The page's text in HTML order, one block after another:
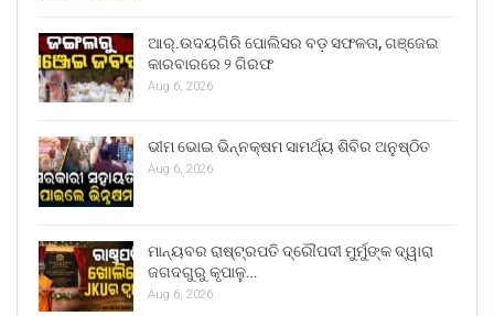
ଆର୍.ଉଦୟଗିରି ପୋଲିସର ବଡ଼ ସଫଳତା, ଗଞ୍ଜେଇ
କାରବାରରେ ୨ ଗିରଫ
Aug 6, 2026
ଭୀମ ଭୋଇ ଭିନ୍ନକ୍ଷମ ସାମର୍ଥ୍ୟ ଶିବିର ଅନୁଷ୍ଠିତ
Aug 6, 2026
ମାନ୍ୟବର ରାଷ୍ଟ୍ରପତି ଦ୍ରୌପଦୀ ମୁର୍ମୁଙ୍କ ଦ୍ୱାରା
ଜଗଦଗୁରୁ କୃପାଳୁ…
Aug 6, 2026